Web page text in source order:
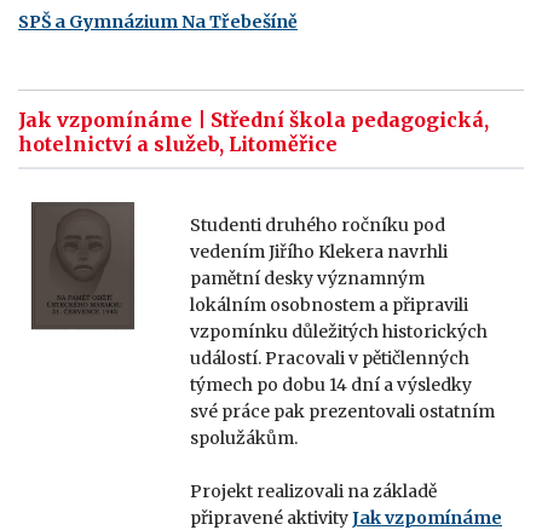
SPŠ a Gymnázium Na Třebešíně
Jak vzpomínáme | Střední škola pedagogická,
hotelnictví a služeb, Litoměřice
Studenti druhého ročníku pod
vedením Jiřího Klekera navrhli
pamětní desky významným
lokálním osobnostem a připravili
vzpomínku důležitých historických
událostí. Pracovali v pětičlenných
týmech po dobu 14 dní a výsledky
své práce pak prezentovali ostatním
spolužákům.
Projekt realizovali na základě
připravené aktivityJak vzpomínáme